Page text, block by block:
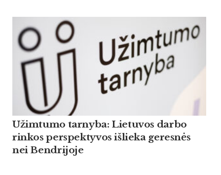
Užimtumo tarnyba: Lietuvos darbo
rinkos perspektyvos išlieka geresnės
nei Bendrijoje